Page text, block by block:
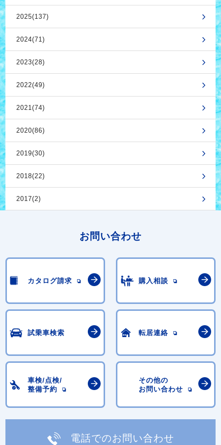
2025(137)
2024(71)
2023(28)
2022(49)
2021(74)
2020(86)
2019(30)
2018(22)
2017(2)
お問い合わせ
カタログ請求 購入相談
試乗車検索 転居連絡
車検/点検/
整備予約
その他の
お問い合わせ
電話でのお問い合わせ